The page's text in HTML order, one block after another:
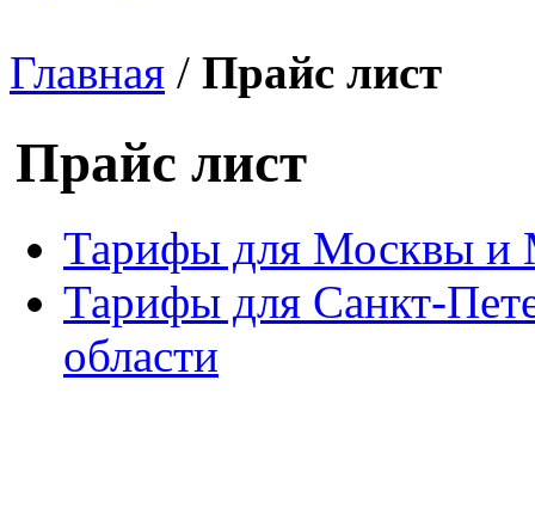
Главная / Прайс лист
Прайс лист
Тарифы для Москвы и
Тарифы для Санкт-
области